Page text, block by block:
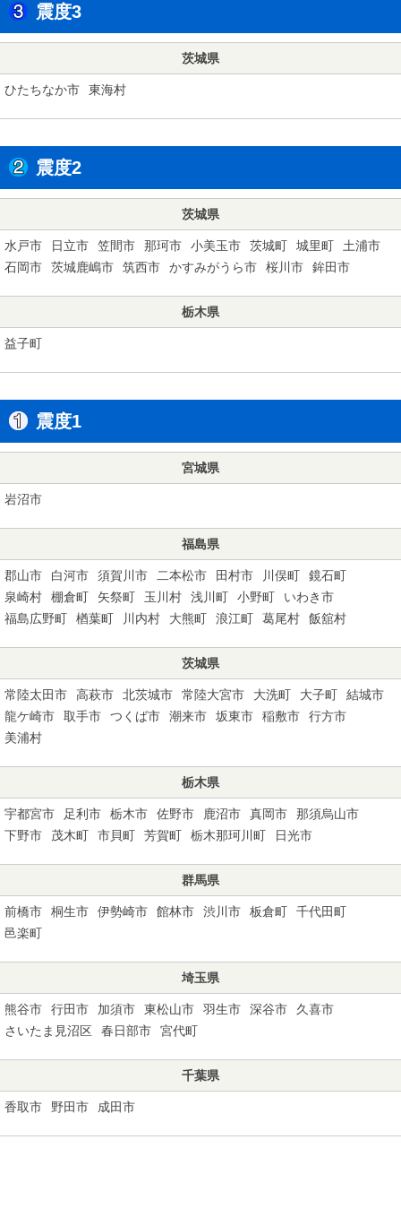
震度3
茨城県
ひたちなか市 東海村
震度2
茨城県
水戸市 日立市 笠間市 那珂市 小美玉市 茨城町 城里町
土浦市
石岡市
茨城鹿嶋市 筑西市 かすみがうら市 桜川市 鉾田市
栃木県
益子町
震度1
宮城県
岩沼市
福島県
郡山市 白河市 須賀川市 二本松市 田村市 川俣町
鏡石町
泉崎村
棚倉町 矢祭町 玉川村 浅川町 小野町
いわき市
福島広野町
楢葉町 川内村 大熊町 浪江町 葛尾村 飯舘村
茨城県
常陸太田市 高萩市 北茨城市 常陸大宮市 大洗町 大子町
結城市
龍ケ崎市
取手市 つくば市 潮来市 坂東市 稲敷市
行方市
美浦村
栃木県
宇都宮市 足利市 栃木市 佐野市 鹿沼市 真岡市
那須烏山市
下野市
茂木町 市貝町 芳賀町 栃木那珂川町 日光市
群馬県
前橋市 桐生市 伊勢崎市 館林市 渋川市 板倉町
千代田町
邑楽町
埼玉県
熊谷市 行田市 加須市 東松山市 羽生市 深谷市
久喜市
さいたま見沼区
春日部市 宮代町
千葉県
香取市 野田市 成田市